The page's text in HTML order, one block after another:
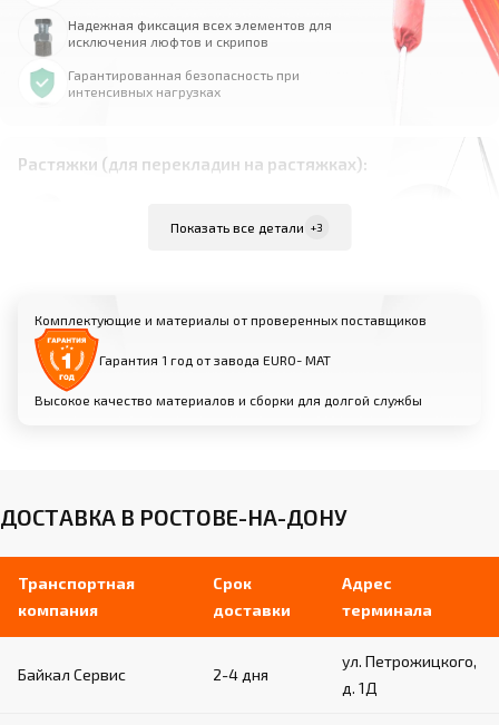
Надежная фиксация всех элементов для
исключения люфтов и скрипов
Гарантированная безопасность при
интенсивных нагрузках
Растяжки (для перекладин на растяжках):
максимальной устойчивости
Возможность индивидуальной настройки
натяжения для оптимальной жесткости
Прочные металлические анкеры для фиксации
к стене
Возможность установки на различные типы
стен (бетон, кирпич и т.д.)
Обеспечивают надежность и устойчивость
необходимости
Показать все детали +3
Комплектующие и материалы от проверенных поставщиков
Гарантия 1 год от завода EURO- МАТ
Высокое качество материалов и сборки для долгой службы
ДОСТАВКА В РОСТОВЕ-НА-ДОНУ
Транспортная
компания
Срок
доставки
Адрес
терминала
Байкал Сервис 2-4 дня
ул. Петрожицкого,
д. 1Д